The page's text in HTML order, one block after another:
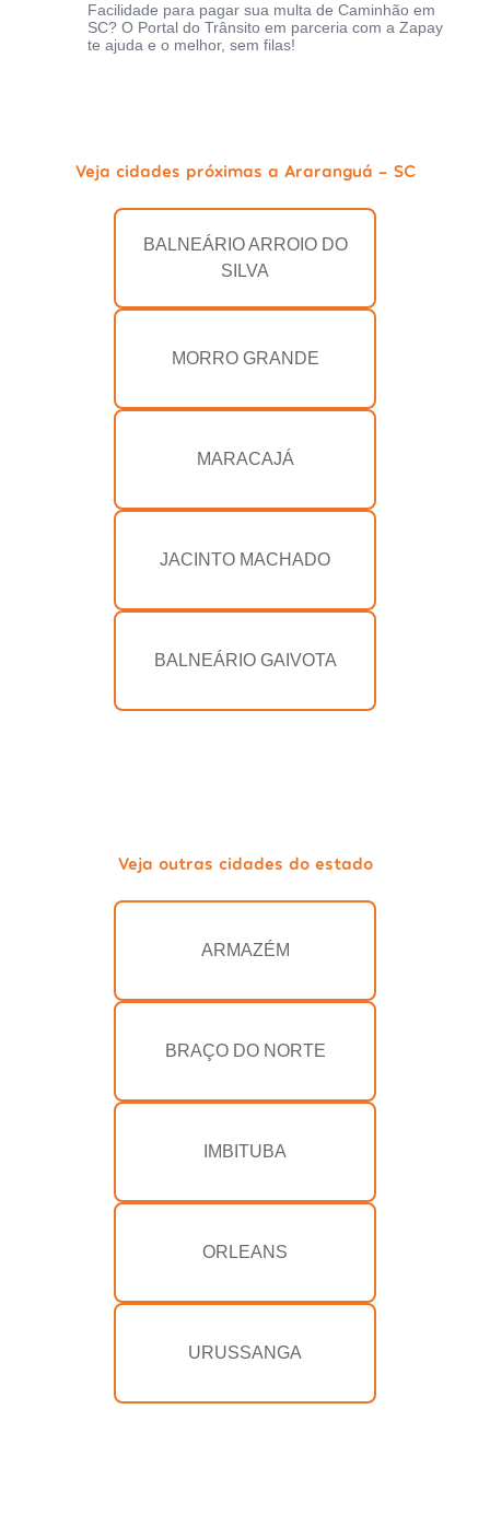
Facilidade para pagar sua multa de Caminhão em
SC? O Portal do Trânsito em parceria com a Zapay
te ajuda e o melhor, sem filas!
Veja cidades próximas a Araranguá - SC
BALNEÁRIO ARROIO DO
SILVA
MORRO GRANDE
MARACAJÁ
JACINTO MACHADO
BALNEÁRIO GAIVOTA
Veja outras cidades do estado
ARMAZÉM
BRAÇO DO NORTE
IMBITUBA
ORLEANS
URUSSANGA